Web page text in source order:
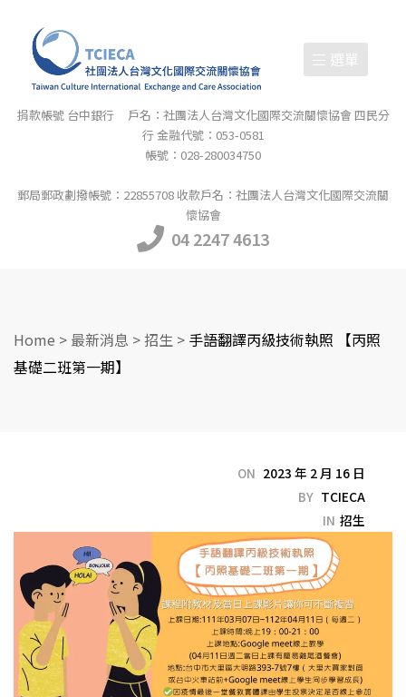
選單
捐款帳號 台中銀行 戶名：社團法人台灣文化國際交流關懷協會 四民分
行 金融代號：053-0581
帳號：028-280034750
郵局郵政劃撥帳號：22855708 收款戶名：社團法人台灣文化國際交流關
懷協會
04 2247 4613
Home > 最新消息 >招生 > 手語翻譯丙級技術執照 【丙照
基礎二班第一期】
ON 2023 年 2 月 16 日
BY TCIECA
IN 招生